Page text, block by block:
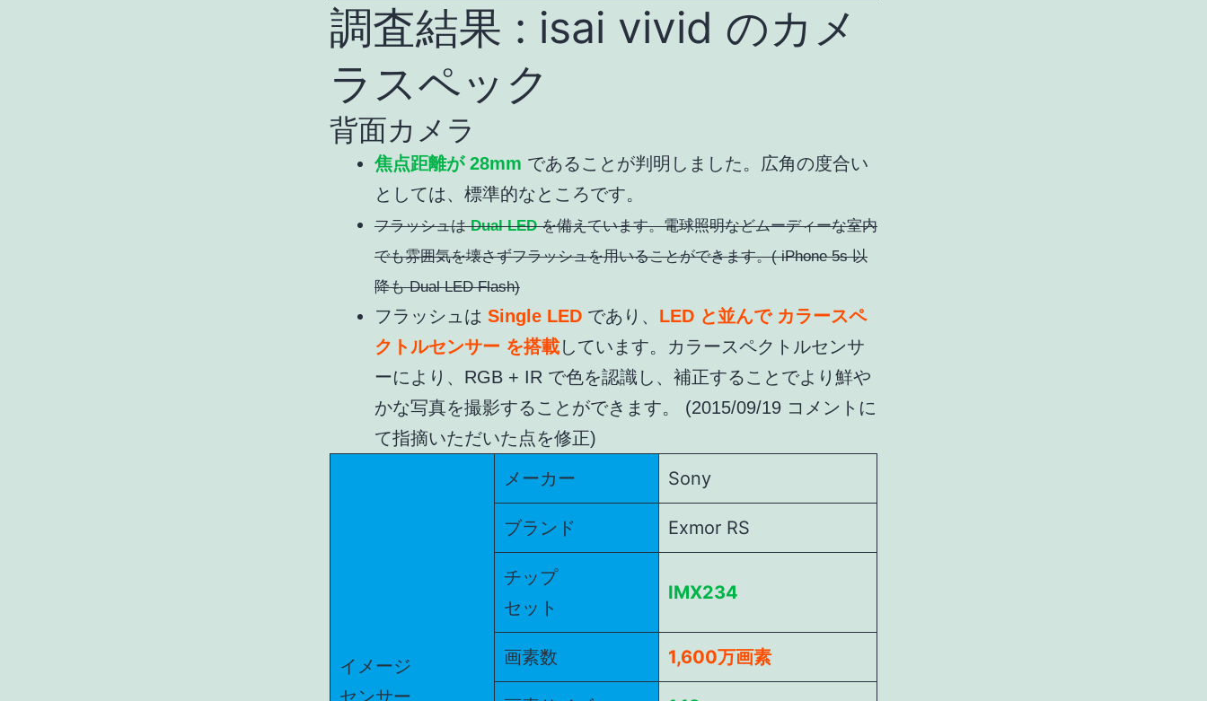
調査結果 : isai vivid のカメ
ラスペック
背面カメラ
焦点距離が 28mm であることが判明しました。広角の度合い
としては、標準的なところです。
フラッシュはDual LEDを備えています。電球照明などムーディーな室内
でも雰囲気を壊さずフラッシュを用いることができます。( iPhone 5s 以
降も Dual LED Flash)
フラッシュは Single LED であり、 LED と並んで カラースペ
クトルセンサー を搭載しています。カラースペクトルセンサ
ーにより、RGB + IR で色を認識し、補正することでより鮮や
かな写真を撮影することができます。 (2015/09/19 コメントに
て指摘いただいた点を修正)
イメージ
センサー
メーカー Sony
ブランド Exmor RS
チップ
セット
IMX234
画素数 1,600万画素